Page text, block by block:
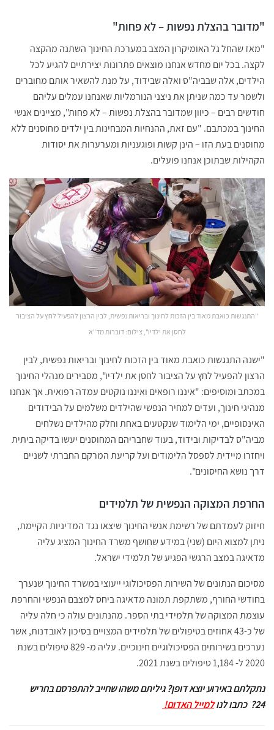
"מדובר בהצלת נפשות – לא פחות"
"מאז שהחל גל האומיקרון המצב במערכת החינוך השתנה מהקצה
לקצה. בכל יום מחדש אנחנו מוצאים פתרונות יצירתיים להגיע לכל
הילדים, אלה שבביה"ס ואלה שבידוד, על מנת להשאיר אותם מחוברים
ולשמר עד כמה שניתן את ניצני הנורמליות שאנחנו עמלים עליהם
חודשים רבים – כיוון שמדובר בהצלת נפשות – לא פחות", מציינים אנשי
החינוך במכתבם. "עם זאת, ההנחיות המבחינות בין ילדים מחוסנים ללא
מחוסנים בעת הזו – הינן קשות ופוגעניות ומערערות את יסודות
הקהילות שבתוכן אנחנו פועלים.
"התנגשות כואבת מאוד בין הזכות לחינוך ובריאות נפשית, לבין הרצון להפעיל לחץ על הציבור
לחסן את ילדיו", צילום: דוברות מד"א
"ישנה התנגשות כואבת מאוד בין הזכות לחינוך ובריאות נפשית, לבין
הרצון להפעיל לחץ על הציבור לחסן את ילדיו", מסבירים מנהלי החינוך
במכתב ומוסיפים: "איננו רופאים ואיננו נוקטים עמדה רפואית. אך אנחנו
מנהיגי חינוך, ועדים למחיר הנפשי שהילדים משלמים על הבידודים
האינסופיים, ימי הלימוד שנקטעים באחת וחלק מהילדים נשלחים
מביה"ס לבדיקות ובידוד, בעוד שחבריהם המחוסנים יעשו בדיקה ביתית
ויחזרו מיידית לספסל הלימודים ועל קריעת המרקם החברתי לשניים
דרך נושא החיסונים".
החרפת המצוקה הנפשית של תלמידים
חיזוק לעמדתם של רשימת אנשי החינוך שיצאו נגד המדיניות הקיימת,
ניתן למצוא היום (שני) במידע שחושף משרד החינוך המציג עליה
מדאיגה במצב הרגשי הפגיע של תלמידי ישראל.
מסיכום הנתונים של השירות הפסיכולוגי ייעוצי במשרד החינוך שנערך
בחודשי החורף, משתקפת תמונה מדאיגה ביחס למצבם הנפשי והחרפת
עוצמת המצוקה של תלמידי בתי הספר. מהנתונים עולה כי חלה עליה
של כ-43 אחוזים בטיפולים של תלמידים המצויים בסיכון לאובדנות, אשר
נערכים בשירותים הפסיכולוגיים חינוכיים. עליה מ- 829 טיפולים בשנת
2020 ל- 1,184 טיפולים בשנת 2021.
נתקלתם באירוע יוצא דופן? גיליתם משהו שחייב להתפרסם בחריש
24? כתבו לנו
למייל האדום!